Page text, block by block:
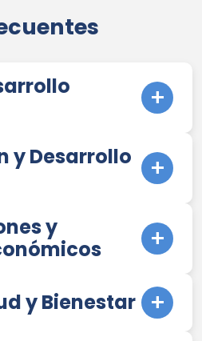
y Desarrollo
y
y Bienestar